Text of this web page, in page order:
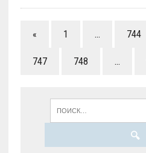
« 1 … 744
747 748 …